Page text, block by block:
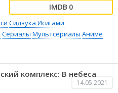
0
Сидзука Исигами
Сериалы Мультсериалы Аниме
комплекс: В небеса
14.05.2021